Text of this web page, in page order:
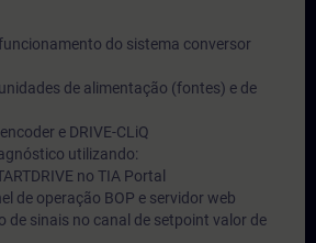
do sistema conversor
de alimentação (fontes) e de
e DRIVE-CLiQ
utilizando:
no TIA Portal
de operação BOP e servidor web
de sinais no canal de setpoint valor de